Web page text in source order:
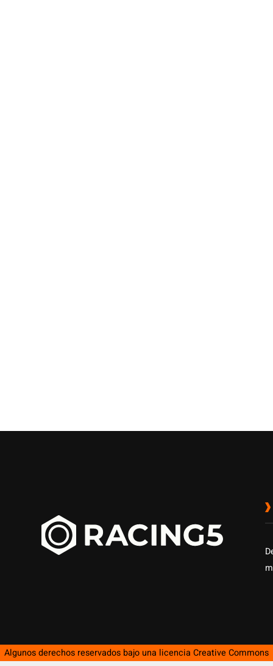
Algunos derechos reservados bajo una licencia Creative Commons